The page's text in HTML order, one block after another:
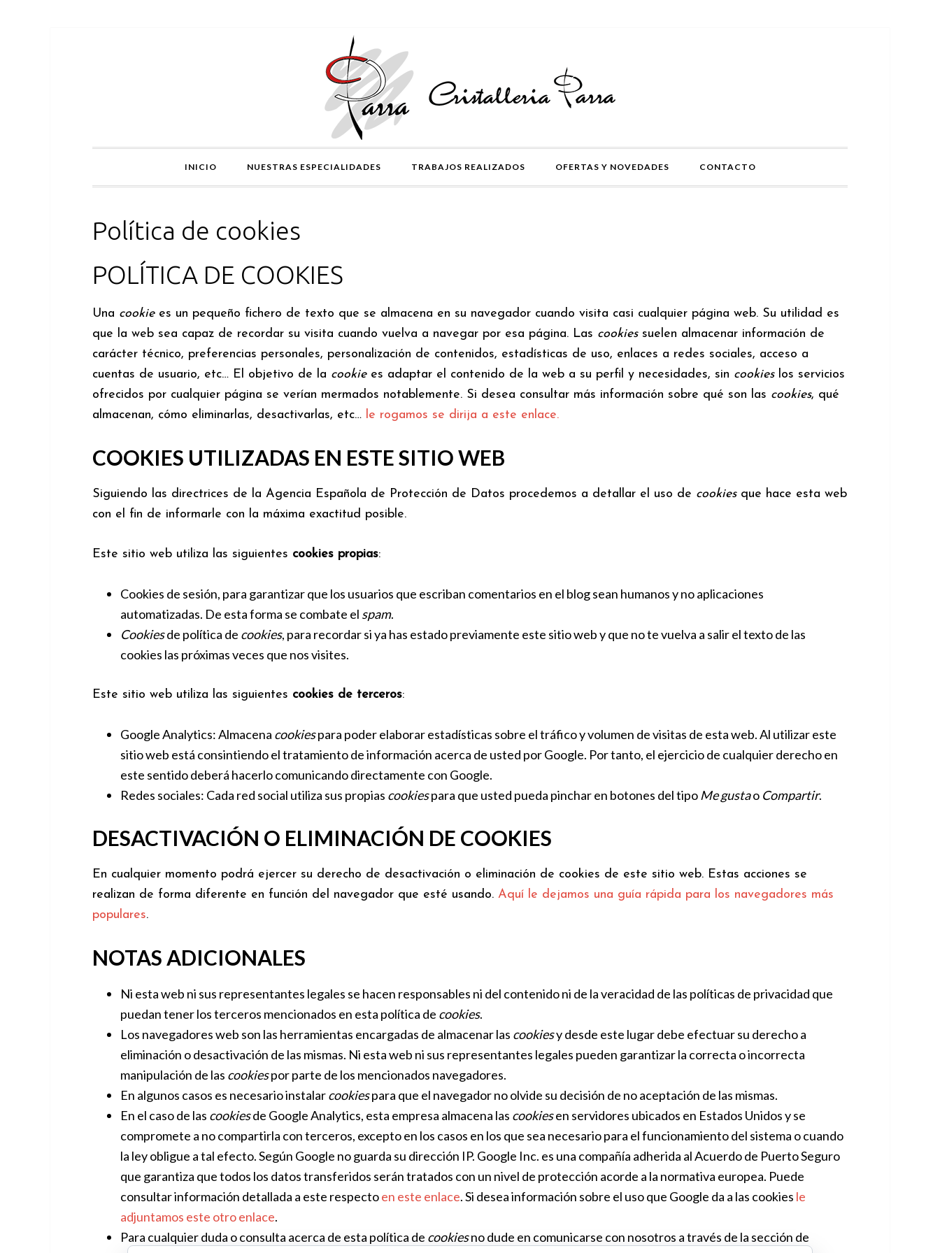
INICIO NUESTRAS ESPECIALIDADES TRABAJOS REALIZADOS OFERTAS Y NOVEDADES CONTACTO
Política de cookies
POLÍTICA DE COOKIES
Una cookiees un pequeño fichero de texto que se almacena en su navegador cuando visita casi cualquier página web. Su utilidad es
que la web sea capaz de recordar su visita cuando vuelva a navegar por esa página. Las cookiessuelen almacenar información de
carácter técnico, preferencias personales, personalización de contenidos, estadísticas de uso, enlaces a redes sociales, acceso a
cuentas de usuario, etc… El objetivo de la cookiees adaptar el contenido de la web a su perfil y necesidades, sin cookieslos servicios
ofrecidos por cualquier página se verían mermados notablemente. Si desea consultar más información sobre qué son las cookies, qué
almacenan, cómo eliminarlas, desactivarlas, etc… le rogamos se dirija a este enlace.
COOKIES UTILIZADAS EN ESTE SITIO WEB
Siguiendo las directrices de la Agencia Española de Protección de Datos procedemos a detallar el uso de cookiesque hace esta web
con el fin de informarle con la máxima exactitud posible.
Este sitio web utiliza las siguientes cookies propias:
Cookies de sesión, para garantizar que los usuarios que escriban comentarios en el blog sean humanos y no aplicaciones
automatizadas. De esta forma se combate el spam.
Cookiesde política de cookies, para recordar si ya has estado previamente este sitio web y que no te vuelva a salir el texto de las
cookies las próximas veces que nos visites.
Este sitio web utiliza las siguientes cookies de terceros:
Google Analytics: Almacena cookiespara poder elaborar estadísticas sobre el tráfico y volumen de visitas de esta web. Al utilizar este
sitio web está consintiendo el tratamiento de información acerca de usted por Google. Por tanto, el ejercicio de cualquier derecho en
este sentido deberá hacerlo comunicando directamente con Google.
Redes sociales: Cada red social utiliza sus propias cookiespara que usted pueda pinchar en botones del tipo Me gustao Compartir.
DESACTIVACIÓN O ELIMINACIÓN DE COOKIES
En cualquier momento podrá ejercer su derecho de desactivación o eliminación de cookies de este sitio web. Estas acciones se
realizan de forma diferente en función del navegador que esté usando. Aquí le dejamos una guía rápida para los navegadores más
populares.
NOTAS ADICIONALES
Ni esta web ni sus representantes legales se hacen responsables ni del contenido ni de la veracidad de las políticas de privacidad que
puedan tener los terceros mencionados en esta política de cookies.
Los navegadores web son las herramientas encargadas de almacenar las cookiesy desde este lugar debe efectuar su derecho a
eliminación o desactivación de las mismas. Ni esta web ni sus representantes legales pueden garantizar la correcta o incorrecta
manipulación de las cookiespor parte de los mencionados navegadores.
En algunos casos es necesario instalarcookiespara que el navegador no olvide su decisión de no aceptación de las mismas.
En el caso de las cookiesde Google Analytics, esta empresa almacena las cookiesen servidores ubicados en Estados Unidos y se
compromete a no compartirla con terceros, excepto en los casos en los que sea necesario para el funcionamiento del sistema o cuando
la ley obligue a tal efecto. Según Google no guarda su dirección IP. Google Inc. es una compañía adherida al Acuerdo de Puerto Seguro
que garantiza que todos los datos transferidos serán tratados con un nivel de protección acorde a la normativa europea. Puede
consultar información detallada a este respectoen este enlace. Si desea información sobre el uso que Google da a las cookies le
adjuntamos este otro enlace.
Para cualquier duda o consulta acerca de esta política de cookiesno dude en comunicarse con nosotros a través de la sección de